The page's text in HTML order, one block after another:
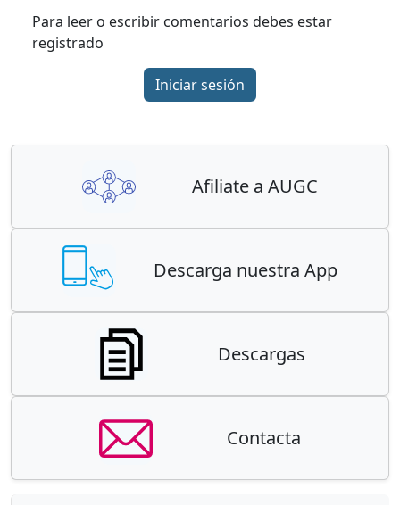
Para leer o escribir comentarios debes estar
registrado
Iniciar sesión
Afiliate a AUGC
Descarga nuestra App
Descargas
Contacta